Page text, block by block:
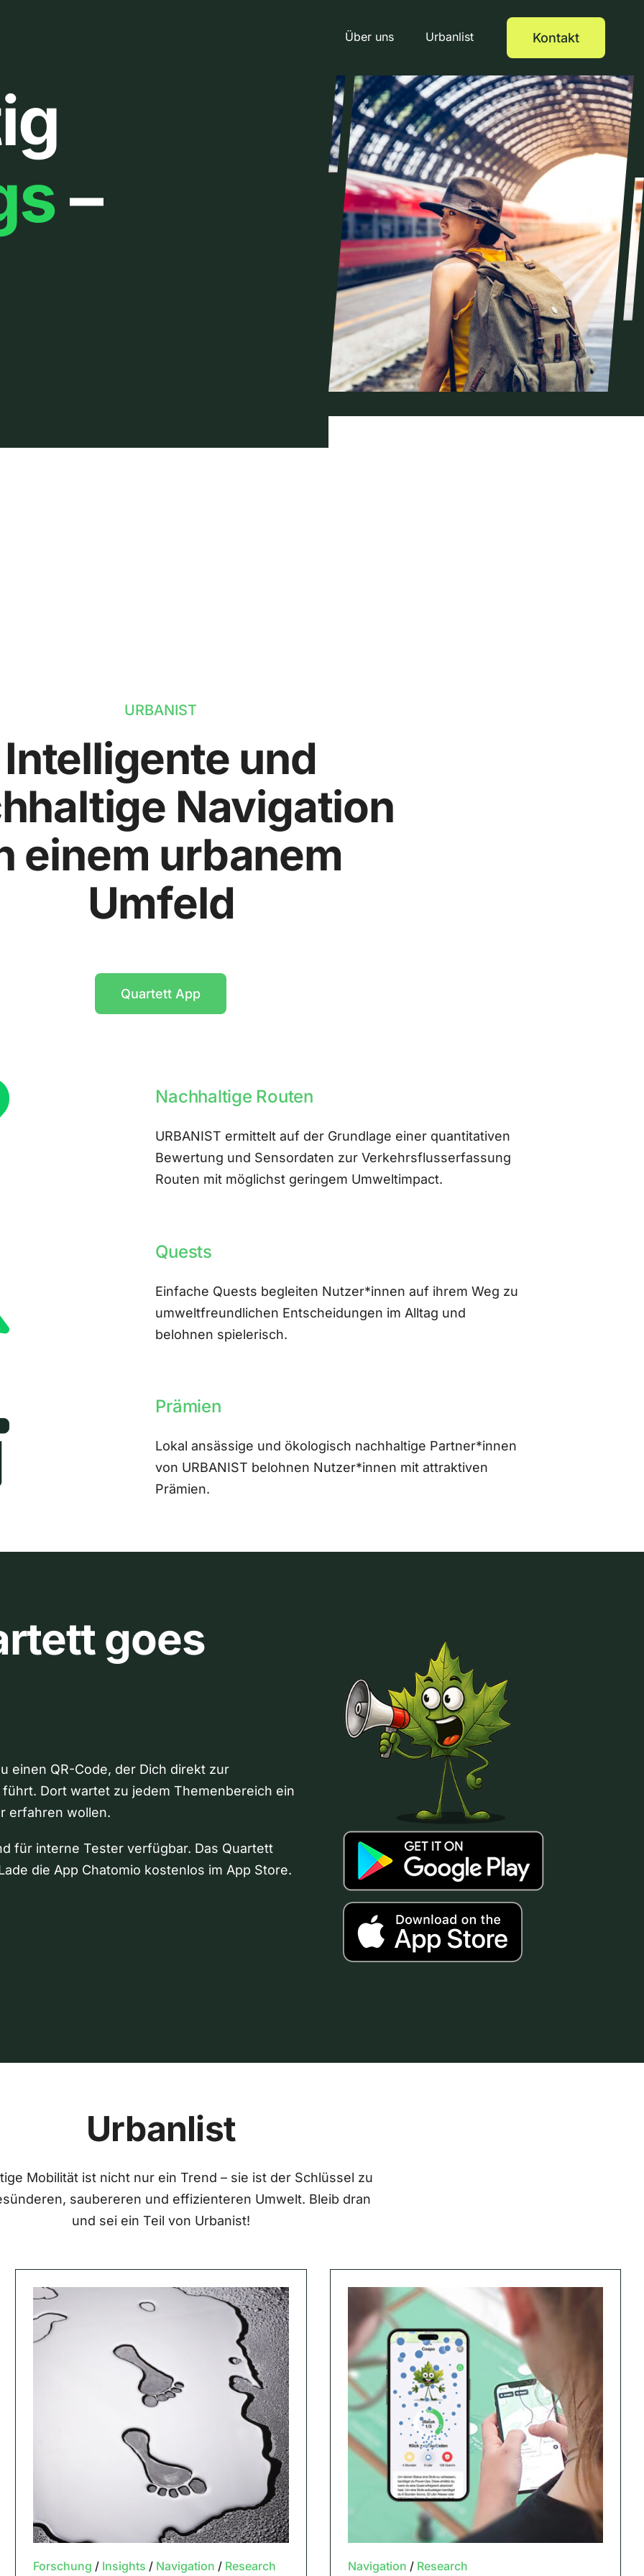
Über uns Urbanlist Kontakt
–
URBANIST
Intelligente und
Navigation
einem urbanem
Umfeld
Quartett App
Nachhaltige Routen
URBANIST ermittelt auf der Grundlage einer quantitativen
Bewertung und Sensordaten zur Verkehrsflusserfassung
Routen mit möglichst geringem Umweltimpact.
Quests
Einfache Quests begleiten Nutzer*innen auf ihrem Weg zu
umweltfreundlichen Entscheidungen im Alltag und
belohnen spielerisch.
Prämien
Lokal ansässige und ökologisch nachhaltige Partner*innen
von URBANIST belohnen Nutzer*innen mit attraktiven
Prämien.
goes
einen QR-Code, der Dich direkt zur
Dort wartet zu jedem Themenbereich ein
erfahren wollen.
für interne Tester verfügbar. Das Quartett
die App Chatomio kostenlos im App Store.
Urbanlist
Mobilität ist nicht nur ein Trend – sie ist der Schlüssel zu
saubereren und effizienteren Umwelt. Bleib dran
und sei ein Teil von Urbanist!
Forschung / Insights / Navigation / Research Navigation / Research